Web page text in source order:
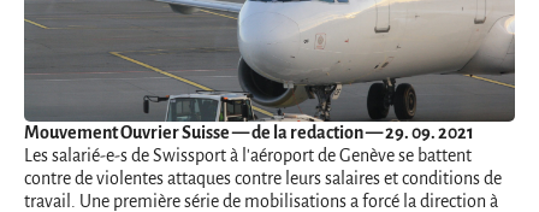
Mouvement Ouvrier Suisse— de la redaction — 29. 09. 2021
Les salarié-e-s de Swissport à l'aéroport de Genève se battent
contre de violentes attaques contre leurs salaires et conditions de
travail. Une première série de mobilisations a forcé la direction à